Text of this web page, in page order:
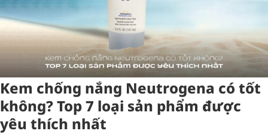
Kem chống nắng Neutrogena có tốt
không? Top 7 loại sản phẩm được
yêu thích nhất